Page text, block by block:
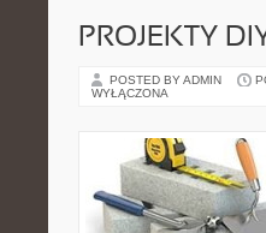
PROJEKTY
POSTED BY ADMIN
WYŁĄCZONA